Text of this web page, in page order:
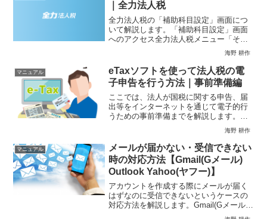
｜全力法人税
全力法人税の「補助科目設定」画面につ
いて解説します。「補助科目設定」画面
へのアクセス全力法人税メニュー「その
他の設定」＞「補助科目設定」1. この画
面でできること会計データをインポート
した際に取り込まれた補助科目を確認・
管理できる画面です。...
海野 耕作
マニュアル
eTaxソフトを使って法人税の電
子申告を行う方法｜事前準備編
ここでは、法人が国税に関する申告、届
出等をインターネットを通じて電子的行
うための事前準備までを解説します。具
体的には、国税について電子申告を行う
場合、電子送信に対応した市販の税務ソ
フトを使用しない場合、国税庁が提供し
ているeTaxソフトを使...
海野 耕作
マニュアル
メールが届かない・受信できない
時の対応方法【Gmail(Gメール)
Outlook Yahoo(ヤフー)】
アカウントを作成する際にメールが届く
はずなのに受信できないというケースの
対応方法を解説します。Gmail(Gメール)
、Outlook、Yahoo(ヤフー)の３つのメー